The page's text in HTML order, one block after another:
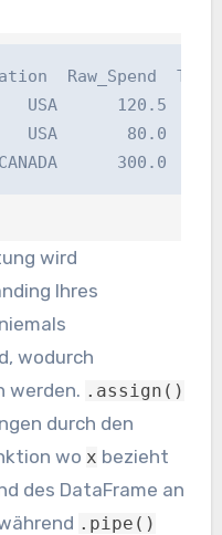
Raw_Spend
120.5
80.0
300.0
wird
Ihres
wodurch
werden. .assign()
durch den
wo x bezieht
des DataFrame an
.pipe()